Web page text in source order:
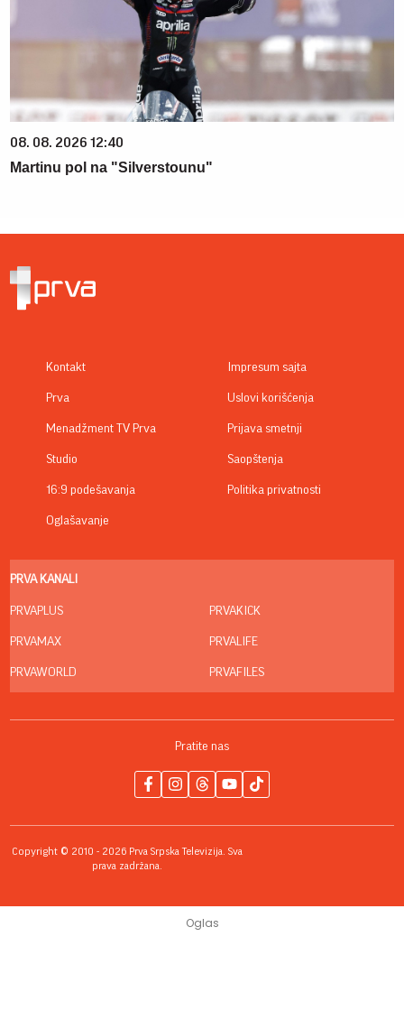
08. 08. 2026 12:40
Martinu pol na "Silverstounu"
Kontakt
Prva
Menadžment TV Prva
Studio
16:9 podešavanja
Oglašavanje
Impresum sajta
Uslovi korišćenja
Prijava smetnji
Saopštenja
Politika privatnosti
PRVA KANALI
PRVAPLUS
PRVAMAX
PRVAWORLD
PRVAKICK
PRVALIFE
PRVAFILES
Pratite nas
Copyright © 2010 - 2026 Prva Srpska Televizija. Sva
prava zadržana.